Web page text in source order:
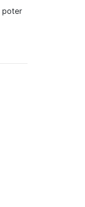
poter